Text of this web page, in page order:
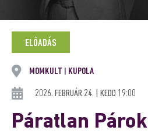
ELŐADÁS
MOMKULT KUPOLA
2026. FEBRUÁR 24. | KEDD 19:00
Páratlan Párok